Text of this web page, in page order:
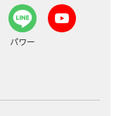
パワー